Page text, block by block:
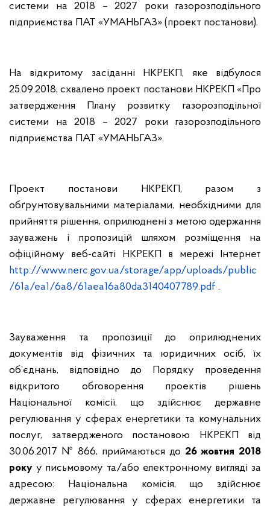
системи на 2018 – 2027 роки газорозподільного
підприємства ПАТ «УМАНЬГАЗ» (проект постанови).
На відкритому засіданні НКРЕКП, яке відбулося
25.09.2018, схвалено проект постанови НКРЕКП «Про
затвердження Плану розвитку газорозподільної
системи на 2018 – 2027 роки газорозподільного
підприємства ПАТ «УМАНЬГАЗ».
Проект постанови НКРЕКП, разом з
обґрунтовувальними матеріалами, необхідними для
прийняття рішення, оприлюднені з метою одержання
зауважень і пропозицій шляхом розміщення на
офіційному веб-сайті НКРЕКП в мережі Інтернет
http://www.nerc.gov.ua/storage/app/uploads/public
/61a/ea1/6a8/61aea16a80da3140407789.pdf .
Зауваження та пропозиції до оприлюднених
документів від фізичних та юридичних осіб, їх
об’єднань, відповідно до Порядку проведення
відкритого обговорення проектів рішень
Національної комісії, що здійснює державне
регулювання у сферах енергетики та комунальних
послуг, затвердженого постановою НКРЕКП від
30.06.2017 № 866, приймаються до 26 жовтня 2018
року у письмовому та/або електронному вигляді за
адресою: Національна комісія, що здійснює
державне регулювання у сферах енергетики та